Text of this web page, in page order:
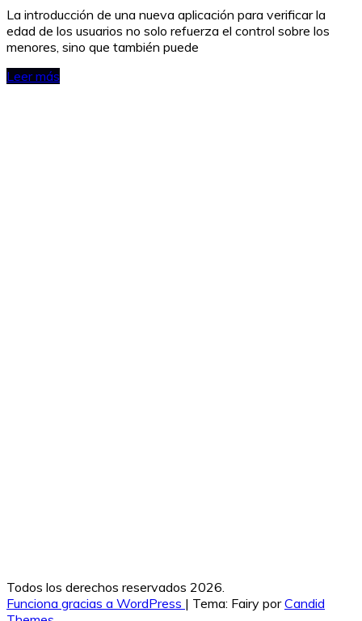
La introducción de una nueva aplicación para verificar la
edad de los usuarios no solo refuerza el control sobre los
menores, sino que también puede
Leer más
Todos los derechos reservados 2026.
Funciona gracias a WordPress | Tema: Fairy porCandid